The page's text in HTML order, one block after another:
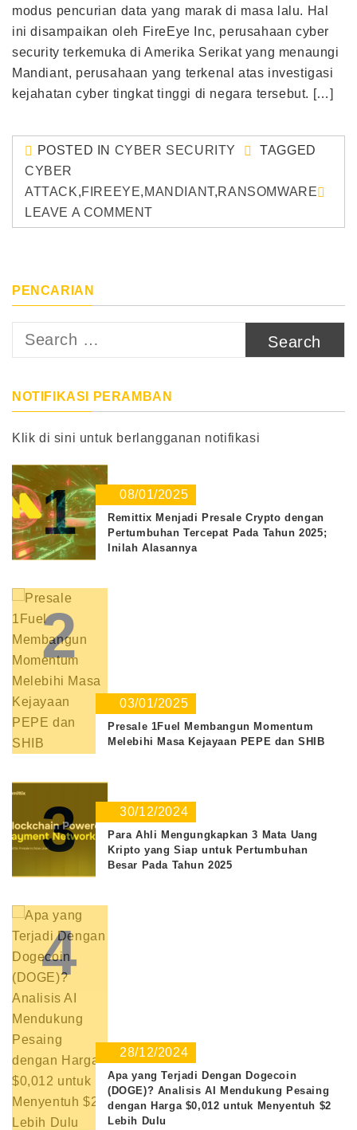
modus pencurian data yang marak di masa lalu. Hal
ini disampaikan oleh FireEye Inc, perusahaan cyber
security terkemuka di Amerika Serikat yang menaungi
Mandiant, perusahaan yang terkenal atas investigasi
kejahatan cyber tingkat tinggi di negara tersebut. […]
POSTED IN CYBER SECURITY
TAGGED
CYBER
ATTACK,FIREEYE, MANDIANT,RANSOMWARE
LEAVE A COMMENT
PENCARIAN
Search
NOTIFIKASI PERAMBAN
Klik di sini untuk berlangganan notifikasi
1 08/01/2025
Remittix Menjadi Presale Crypto dengan
Pertumbuhan Tercepat Pada Tahun 2025;
Inilah Alasannya
2
03/01/2025
Presale 1Fuel Membangun Momentum
Melebihi Masa Kejayaan PEPE dan SHIB
3 30/12/2024
Para Ahli Mengungkapkan 3 Mata Uang
Kripto yang Siap untuk Pertumbuhan
Besar Pada Tahun 2025
4
28/12/2024
Apa yang Terjadi Dengan Dogecoin
(DOGE)? Analisis AI Mendukung Pesaing
dengan Harga $0,012 untuk Menyentuh $2
Lebih Dulu